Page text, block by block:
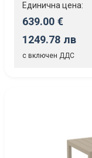
Единична цена:
639.00 €
1249.78 лв
с включен ДДС